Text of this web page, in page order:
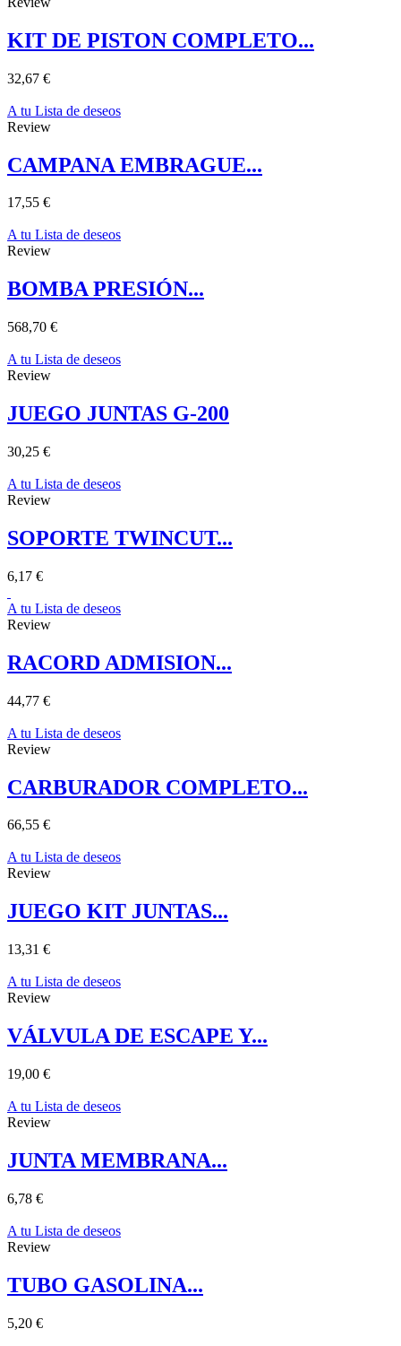
KIT DE PISTON COMPLETO...
32,67 €
A tu Lista de deseos
Review
CAMPANA EMBRAGUE...
17,55 €
A tu Lista de deseos
Review
BOMBA PRESIÓN...
568,70 €
A tu Lista de deseos
Review
JUEGO JUNTAS G-200
30,25 €
A tu Lista de deseos
Review
SOPORTE TWINCUT...
6,17 €
A tu Lista de deseos
Review
RACORD ADMISION...
44,77 €
A tu Lista de deseos
Review
CARBURADOR COMPLETO...
66,55 €
A tu Lista de deseos
Review
JUEGO KIT JUNTAS...
13,31 €
A tu Lista de deseos
Review
VÁLVULA DE ESCAPE Y...
19,00 €
A tu Lista de deseos
Review
JUNTA MEMBRANA...
6,78 €
A tu Lista de deseos
Review
TUBO GASOLINA...
5,20 €